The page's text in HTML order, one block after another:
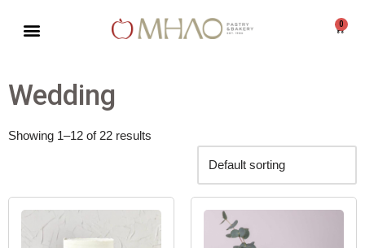
content
0
Wedding
Showing 1–12 of 22 results